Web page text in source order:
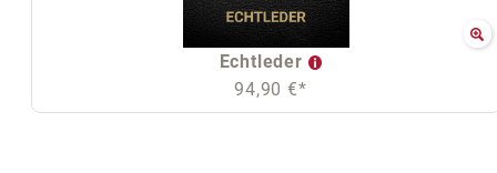
Echtleder
94,90 €*